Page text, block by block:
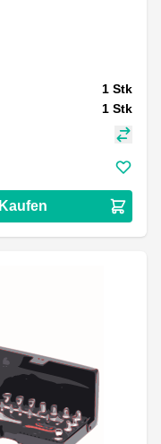
1 Stk
1 Stk
Kaufen